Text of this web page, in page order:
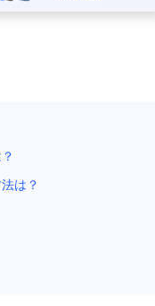
は？